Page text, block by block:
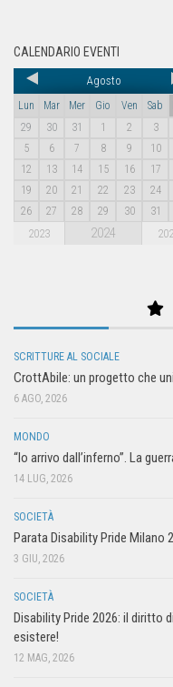
CALENDARIO EVENTI
Agosto
Lun Mar Mer Gio Ven Sab
29
30 31 1 2 3
5
6 7 8 9 10
12
13 14 15 16 17
19
20 21 22 23 24
26
27 28 29 30 31
2023 2024
SCRITTURE AL SOCIALE
CrottAbile: un progetto che
6 AGO, 2026
MONDO
“Io arrivo dall’inferno”. La
14 LUG, 2026
SOCIETÀ
Parata Disability Pride
3 GIU, 2026
SOCIETÀ
Disability Pride 2026: il diritto
esistere!
12 MAG, 2026